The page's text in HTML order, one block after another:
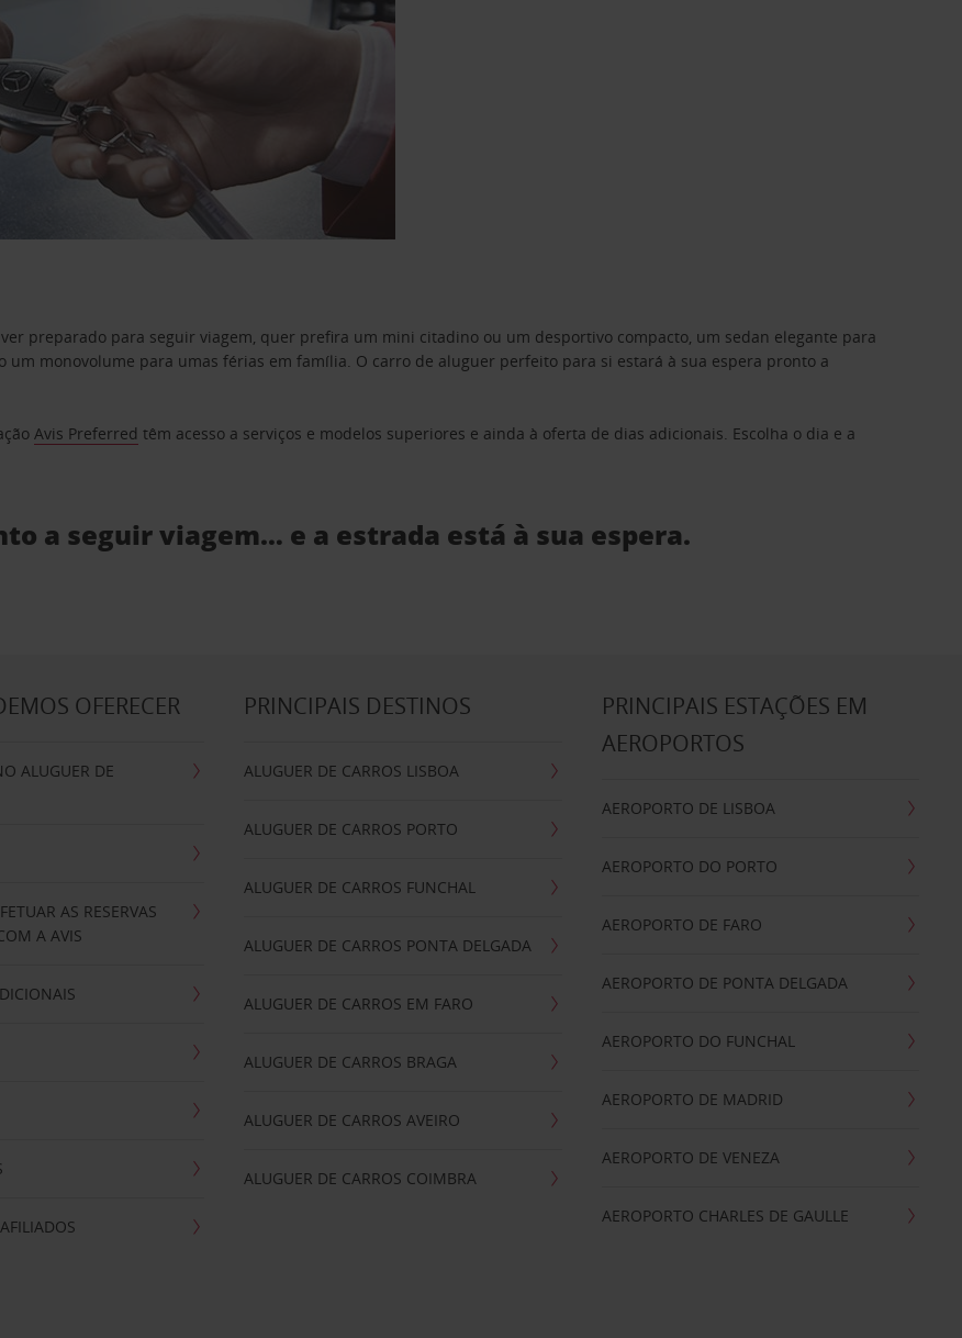
preparado para seguir viagem, quer prefira um mini citadino ou um desportivo compacto, um sedan elegante para
um monovolume para umas férias em família. O carro de aluguer perfeito para si estará à sua espera pronto a
Avis Preferred têm acesso a serviços e modelos superiores e ainda à oferta de dias adicionais. Escolha o dia e a
a seguir viagem… e a estrada está à sua espera.
OFERECER
ALUGUER DE
AS RESERVAS
A AVIS
PRINCIPAIS DESTINOS
ALUGUER DE CARROS LISBOA
ALUGUER DE CARROS PORTO
ALUGUER DE CARROS FUNCHAL
ALUGUER DE CARROS PONTA DELGADA
ALUGUER DE CARROS EM FARO
ALUGUER DE CARROS BRAGA
ALUGUER DE CARROS AVEIRO
ALUGUER DE CARROS COIMBRA
PRINCIPAIS ESTAÇÕES EM
AEROPORTOS
AEROPORTO DE LISBOA
AEROPORTO DO PORTO
AEROPORTO DE FARO
AEROPORTO DE PONTA DELGADA
AEROPORTO DO FUNCHAL
AEROPORTO DE MADRID
AEROPORTO DE VENEZA
AEROPORTO CHARLES DE GAULLE